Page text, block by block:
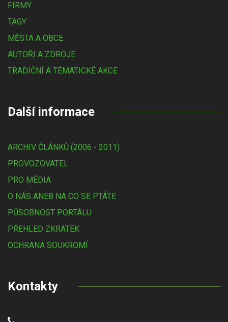
FIRMY
TAGY
MĚSTA A OBCE
AUTOŘI A ZDROJE
TRADIČNÍ A TÉMATICKÉ AKCE
Další informace
ARCHIV ČLÁNKŮ (2006 - 2011)
PROVOZOVATEL
PRO MÉDIA
O NÁS ANEB NA CO SE PTÁTE
PŮSOBNOST PORTÁLU
PŘEHLED ZKRATEK
OCHRANA SOUKROMÍ
Kontakty